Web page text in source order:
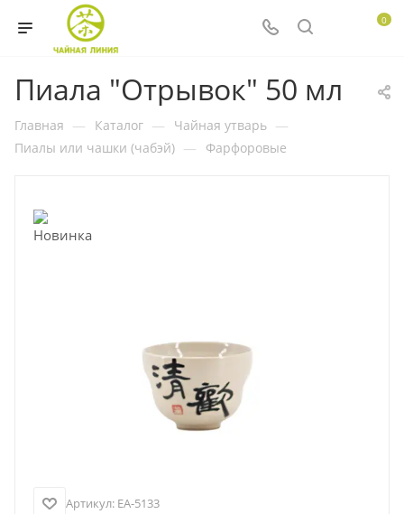
0
Пиала "Отрывок" 50 мл
Главная — Каталог — Чайная утварь —
Пиалы или чашки (чабэй) — Фарфоровые
Артикул: EA-5133